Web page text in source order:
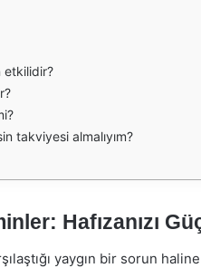
etkilidir?
takviyesi almalıyım?
Hafızanızı
yaygın bir sorun